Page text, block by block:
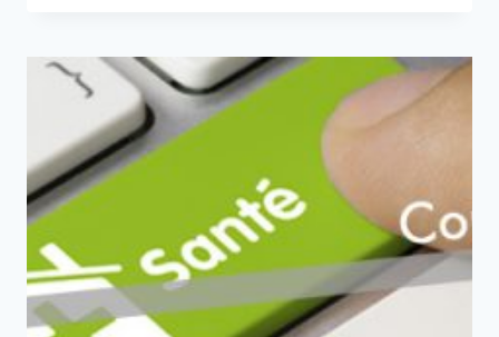
DÉRIVES
DE
L’ÉTAT-
PROVIDENCE